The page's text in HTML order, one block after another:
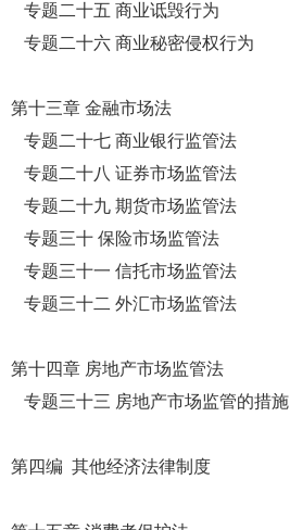
专题二十五 商业诋毁行为
专题二十六 商业秘密侵权行为
第十三章 金融市场法
专题二十七 商业银行监管法
专题二十八 证券市场监管法
专题二十九 期货市场监管法
专题三十 保险市场监管法
专题三十一 信托市场监管法
专题三十二 外汇市场监管法
第十四章 房地产市场监管法
专题三十三 房地产市场监管的措施
第四编 其他经济法律制度